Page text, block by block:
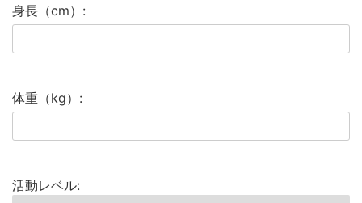
身長（cm）:
体重（kg）:
活動レベル: